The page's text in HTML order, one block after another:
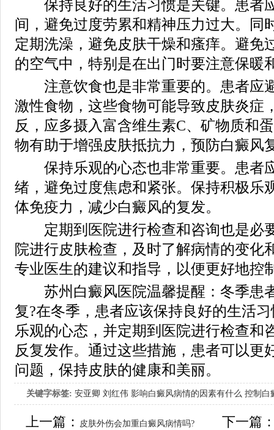
保持良好的生活习惯是关键。患者
间，避免过度劳累和精神压力过大。同
定期洗澡，避免皮肤干燥和瘙痒。避免
的空气中，特别是在出门时要注意保暖
注意饮食也是非常重要的。患者应
激性食物，这些食物可能导致皮肤炎症
反，应多摄入富含维生素C、矿物质和
物有助于增强皮肤抵抗力，预防白癜风
保持乐观的心态也非常重要。患者
绪，避免过度焦虑和紧张。保持积极乐
体免疫力，减少白癜风的复发。
定期到医院进行检查和咨询也是必
院进行皮肤检查，及时了解病情的变化
专业医生的建议和指导，以便更好地控
苏州白癜风医院温馨提醒：冬季患
复?在冬季，患者应该保持良好的生活
乐观的心态，并定期到医院进行检查和
反复发作。通过这些措施，患者可以更
问题，保持皮肤的健康和美丽。
关键字标签: 安亚卿 刘红伟 影响白癜风病情的因素有什么 控制白
女生应该如何治疗呢
上一篇： 皮肤外伤会加重白癜风病情吗? 下一篇